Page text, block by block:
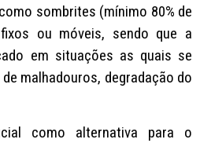
sombrites (mínimo 80% de
ou móveis, sendo que a
em situações as quais se
malhadouros, degradação do
como alternativa para o